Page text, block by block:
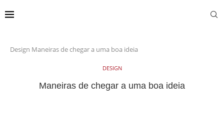
Design Maneiras de chegar a uma boa ideia
DESIGN
Maneiras de chegar a uma boa ideia